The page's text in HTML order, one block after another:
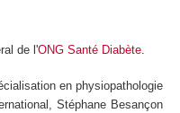
de l'ONG Santé Diabète
en physiopathologie
Stéphane Besançon